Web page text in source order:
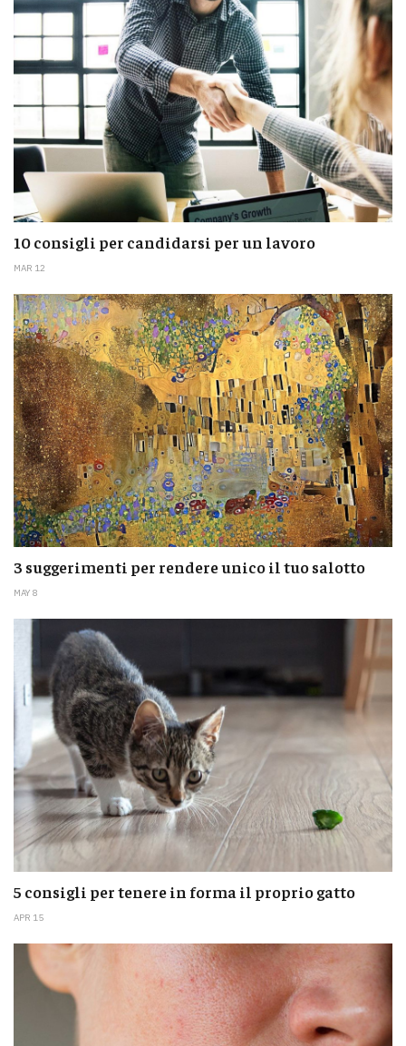
10 consigli per candidarsi per un lavoro
MAR 12
3 suggerimenti per rendere unico il tuo salotto
MAY 8
5 consigli per tenere in forma il proprio gatto
APR 15